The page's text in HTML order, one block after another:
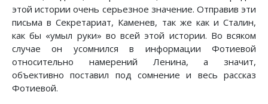
этой истории очень серьезное значение. Отправив эти
письма в Секретариат, Каменев, так же как и Сталин,
как бы «умыл руки» во всей этой истории. Во всяком
случае он усомнился в информации Фотиевой
относительно намерений Ленина, а значит,
объективно поставил под сомнение и весь рассказ
Фотиевой.